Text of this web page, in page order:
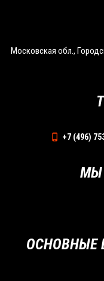
ОСНОВНЫЕ
Московская обл.,
+7 (496)
МЫ